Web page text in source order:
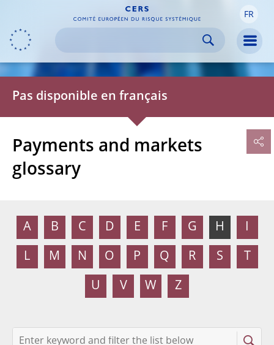
navigation
Skip to
content
Skip to
footer FR
Pas disponible en français
Payments and markets
glossary
A B C D E F G H I
L M N O P Q R S T
U V W Z